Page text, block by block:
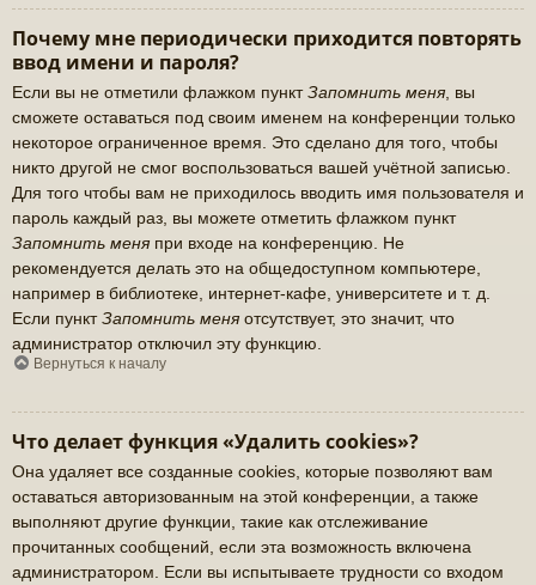
Почему мне периодически приходится повторять
ввод имени и пароля?
Если вы не отметили флажком пунктЗапомнить меня , вы
сможете оставаться под своим именем на конференции только
некоторое ограниченное время. Это сделано для того, чтобы
никто другой не смог воспользоваться вашей учётной записью.
Для того чтобы вам не приходилось вводить имя пользователя и
пароль каждый раз, вы можете отметить флажком пункт
Запомнить меня при входе на конференцию. Не
рекомендуется делать это на общедоступном компьютере,
например в библиотеке, интернет-кафе, университете и т. д.
Если пунктЗапомнить меня отсутствует, это значит, что
администратор отключил эту функцию.
Вернуться к началу
Что делает функция «Удалить cookies»?
Она удаляет все созданные cookies, которые позволяют вам
оставаться авторизованным на этой конференции, а также
выполняют другие функции, такие как отслеживание
прочитанных сообщений, если эта возможность включена
администратором. Если вы испытываете трудности со входом